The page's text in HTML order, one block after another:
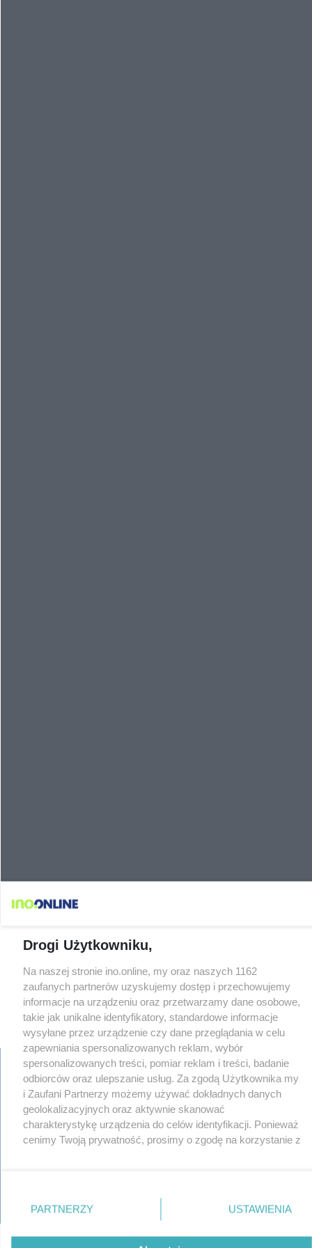
regulamin
reklama
redakcja
pliki cookies
oferty pracy
© copyright 2000-2026 Ino-online Media
Drogi Użytkowniku,
Na naszej stronie ino.online, my oraz naszych 1162
zaufanych partnerów uzyskujemy dostęp i przechowujemy
informacje na urządzeniu oraz przetwarzamy dane osobowe,
takie jak unikalne identyfikatory, standardowe informacje
wysyłane przez urządzenie czy dane przeglądania w celu
zapewniania spersonalizowanych reklam, wybór
spersonalizowanych treści, pomiar reklam i treści, badanie
odbiorców oraz ulepszanie usług. Za zgodą Użytkownika my
i Zaufani Partnerzy możemy używać dokładnych danych
geolokalizacyjnych oraz aktywnie skanować
charakterystykę urządzenia do celów identyfikacji. Ponieważ
cenimy Twoją prywatność, prosimy o zgodę na korzystanie z
. Niektóre rodzaje przetwarzania
danych nie wymagają zgody użytkownika, ale masz prawo
PARTNERZY USTAWIENIA